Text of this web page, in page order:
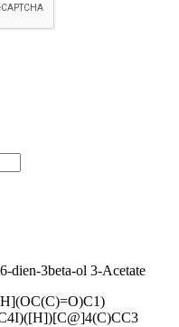
dien-3beta-ol 3-Acetate